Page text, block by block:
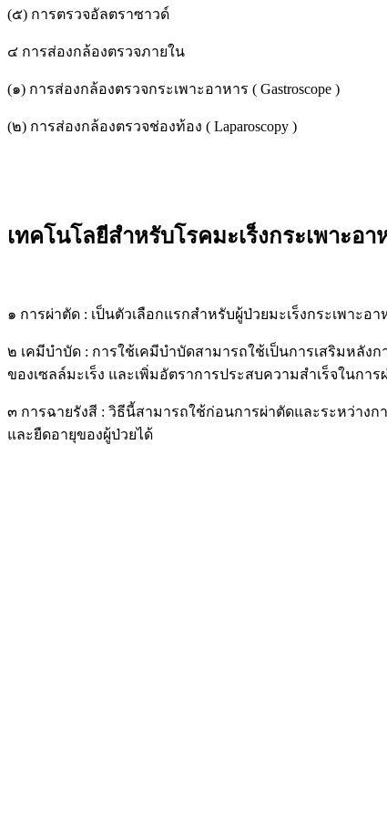
(๕) การตรวจอัลตราซาวด์
๔ การส่องกล้องตรวจภายใน
(๑) การส่องกล้องตรวจกระเพาะอาหาร ( Gastroscope )
(๒) การส่องกล้องตรวจช่องท้อง ( Laparoscopy )
เทคโนโลยีสำหรับโรคมะเร็งกระเพาะอ
๑ การผ่าตัด : เป็นตัวเลือกแรกสำหรับผู้ป่วยมะเร็งกระเพาะ
๒ เคมีบำบัด : การใช้เคมีบำบัดสามารถใช้เป็นการเสริมหลัง
ของเซลล์มะเร็ง และเพิ่มอัตราการประสบความสำเร็จในการ
๓ การฉายรังสี : วิธีนี้สามารถใช้ก่อนการผ่าตัดและระหว่าง
และยืดอายุของผู้ป่วยได้